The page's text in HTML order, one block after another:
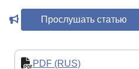
Прослушать статью
PDF (RUS)